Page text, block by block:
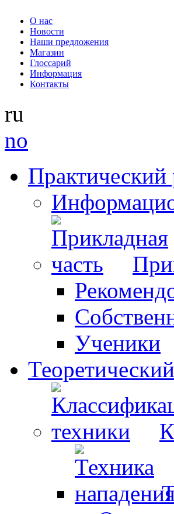
О нас
Новости
Наши предложения
Магазин
Глоссарий
Информация
Контакты
ru
no
Практический
Ученики